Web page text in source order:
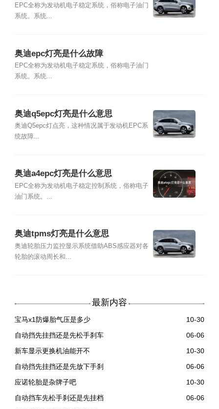
EPC全称为发动机电子稳定系统，俗称电子油门
系统。系统...
奥迪epc灯亮是什么故障
EPC全称为发动机电子稳定系统，俗称电子油门
系统。系统...
奥迪q5epc灯亮是什么意思
奥迪Q5epc灯点亮，这种情况属于发动机EPC系
统故障...
奥迪a4epc灯亮是什么意思
EPC全称为发动机电子稳定控制系统，俗称电子
油门系统。...
奥迪tpms灯亮是什么意思
奥迪轮胎压力监控显示系统借助ABS感应器对各
轮胎的滚动周长和...
最新内容
宝马x1防爆胎气压是多少
10-30
自动挡先挂挡还是先松手刹车
06-06
新车显示更换机油能开不
10-30
自动挡先挂挡还是先放下手刹
06-06
应诺轮胎是杂牌子吧
10-30
自动挡车先松手刹还是先挂档
06-06